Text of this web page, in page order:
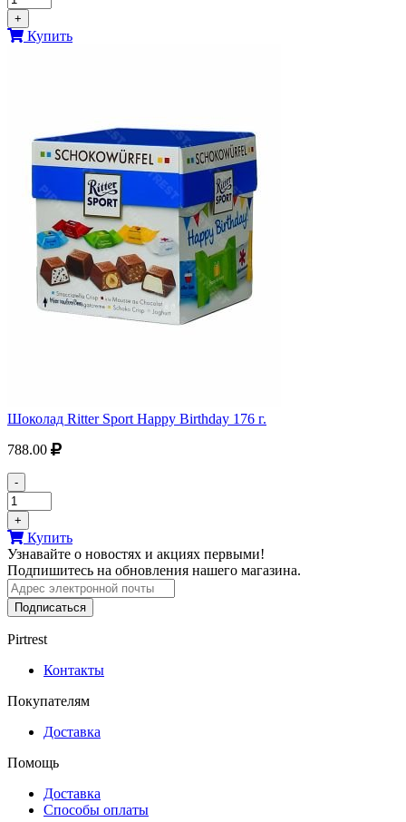
+
Купить
Шоколад Ritter Sport Happy Birthday 176 г.
788.00
-
+
Купить
Узнавайте о новостях и акциях первыми!
Подпишитесь на обновления нашего магазина.
Подписаться
Pirtrest
Контакты
Покупателям
Доставка
Помощь
Доставка
Способы оплаты